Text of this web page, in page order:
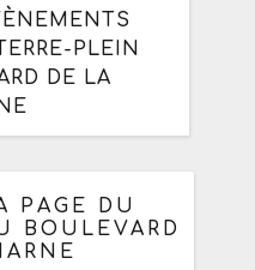
PLEIN
DE LA
PAGE DU
BOULEVARD